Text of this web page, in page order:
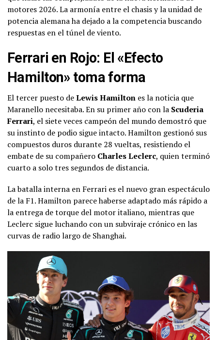
motores 2026. La armonía entre el chasis y la unidad de
potencia alemana ha dejado a la competencia buscando
respuestas en el túnel de viento.
Ferrari en Rojo: El «Efecto
Hamilton» toma forma
El tercer puesto deLewis Hamilton es la noticia que
Maranello necesitaba. En su primer año con la Scuderia
Ferrari, el siete veces campeón del mundo demostró que
su instinto de podio sigue intacto. Hamilton gestionó sus
compuestos duros durante 28 vueltas, resistiendo el
embate de su compañero Charles Leclerc, quien terminó
cuarto a solo tres segundos de distancia.
La batalla interna en Ferrari es el nuevo gran espectáculo
de la F1. Hamilton parece haberse adaptado más rápido a
la entrega de torque del motor italiano, mientras que
Leclerc sigue luchando con un subviraje crónico en las
curvas de radio largo de Shanghai.